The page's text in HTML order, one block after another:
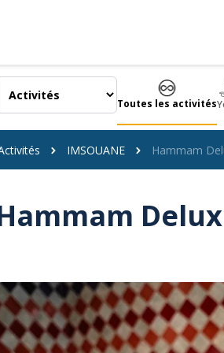
Toutes les activités
IMSOUANE Hammam